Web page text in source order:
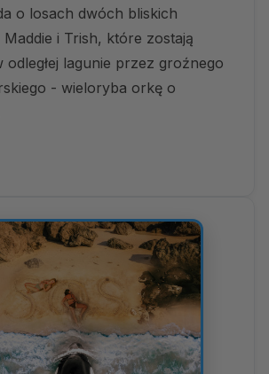
o losach dwóch bliskich
Maddie i Trish, które zostają
odległej lagunie przez groźnego
- wieloryba orkę o